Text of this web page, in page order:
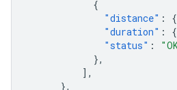
{
"distance" : {
"duration" : {
"status" :
},
],
},